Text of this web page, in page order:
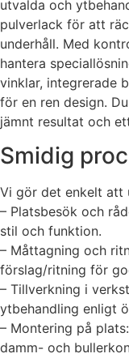
utvalda och
pulverlack för att
underhåll. Med
hantera
vinklar, integrerade
för en ren design.
jämnt resultat och
Smidig
Vi gör det enkelt att
– Platsbesök och
stil och funktion.
– Måttagning och
förslag/ritning för
– Tillverkning i
ytbehandling enligt
– Montering på
damm- och